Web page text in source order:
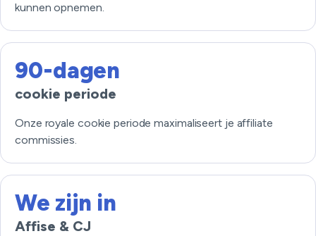
kunnen opnemen.
90-dagen
cookie periode
Onze royale cookie periode maximaliseert je affiliate
commissies.
We zijn in
Affise & CJ